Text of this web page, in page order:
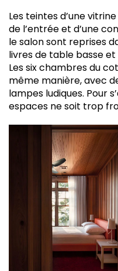
Les teintes d’une
de l’entrée et d’une
le salon sont reprises
livres de table basse
Les six chambres du
même manière, avec
lampes ludiques. Pour
espaces ne soit trop